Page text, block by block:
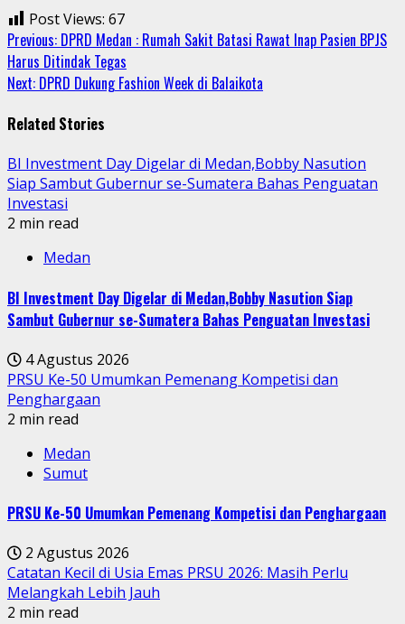
Post Views: 67
Continue
Reading
Previous: DPRD Medan : Rumah Sakit Batasi Rawat Inap Pasien BPJS
Harus Ditindak Tegas
Next: DPRD Dukung Fashion Week di Balaikota
Related Stories
BI Investment Day Digelar di Medan,Bobby Nasution
Siap Sambut Gubernur se-Sumatera Bahas Penguatan
Investasi
2 min read
Medan
BI Investment Day Digelar di Medan,Bobby Nasution Siap
Sambut Gubernur se-Sumatera Bahas Penguatan Investasi
4 Agustus 2026
PRSU Ke-50 Umumkan Pemenang Kompetisi dan
Penghargaan
2 min read
Medan
Sumut
PRSU Ke-50 Umumkan Pemenang Kompetisi dan Penghargaan
2 Agustus 2026
Catatan Kecil di Usia Emas PRSU 2026: Masih Perlu
Melangkah Lebih Jauh
2 min read